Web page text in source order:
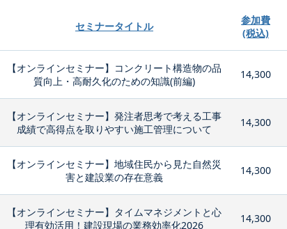
セミナータイトル
参加費
(税込)
【オンラインセミナー】コンクリート構造物の品
質向上・高耐久化のための知識(前編)
14,300
【オンラインセミナー】発注者思考で考える工事
成績で高得点を取りやすい施工管理について
14,300
【オンラインセミナー】地域住民から見た自然災
害と建設業の存在意義
14,300
【オンラインセミナー】タイムマネジメントと心
理有効活用！建設現場の業務効率化2026
14,300